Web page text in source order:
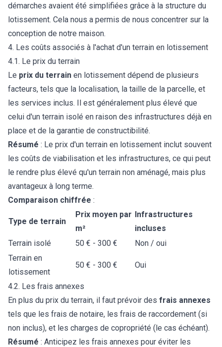
démarches avaient été simplifiées grâce à la structure du
lotissement. Cela nous a permis de nous concentrer sur la
conception de notre maison.
4. Les coûts associés à l'achat d'un terrain en lotissement
4.1. Le prix du terrain
Le prix du terrain en lotissement dépend de plusieurs
facteurs, tels que la localisation, la taille de la parcelle, et
les services inclus. Il est généralement plus élevé que
celui d'un terrain isolé en raison des infrastructures déjà en
place et de la garantie de constructibilité.
Résumé : Le prix d'un terrain en lotissement inclut souvent
les coûts de viabilisation et les infrastructures, ce qui peut
le rendre plus élevé qu'un terrain non aménagé, mais plus
avantageux à long terme.
Comparaison chiffrée :
Type de terrain
Prix moyen par
m²
Infrastructures
incluses
Terrain isolé
50 € - 300 €
Non / oui
Terrain en
lotissement
50 € - 300 € Oui
4.2. Les frais annexes
En plus du prix du terrain, il faut prévoir des frais annexes
tels que les frais de notaire, les frais de raccordement (si
non inclus), et les charges de copropriété (le cas échéant).
Résumé : Anticipez les frais annexes pour éviter les